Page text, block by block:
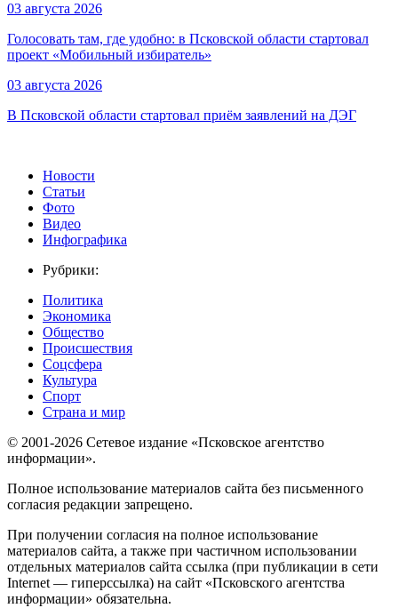
03 августа 2026
Голосовать там, где удобно: в Псковской области стартовал
проект «Мобильный избиратель»
03 августа 2026
В Псковской области стартовал приём заявлений на ДЭГ
Новости
Статьи
Фото
Видео
Инфографика
Рубрики:
Политика
Экономика
Общество
Происшествия
Соцсфера
Культура
Спорт
Страна и мир
© 2001-2026 Сетевое издание «Псковское агентство
информации».
Полное использование материалов сайта без письменного
согласия редакции запрещено.
При получении согласия на полное использование
материалов сайта, а также при частичном использовании
отдельных материалов сайта ссылка (при публикации в сети
Internet — гиперссылка) на сайт «Псковского агентства
информации» обязательна.